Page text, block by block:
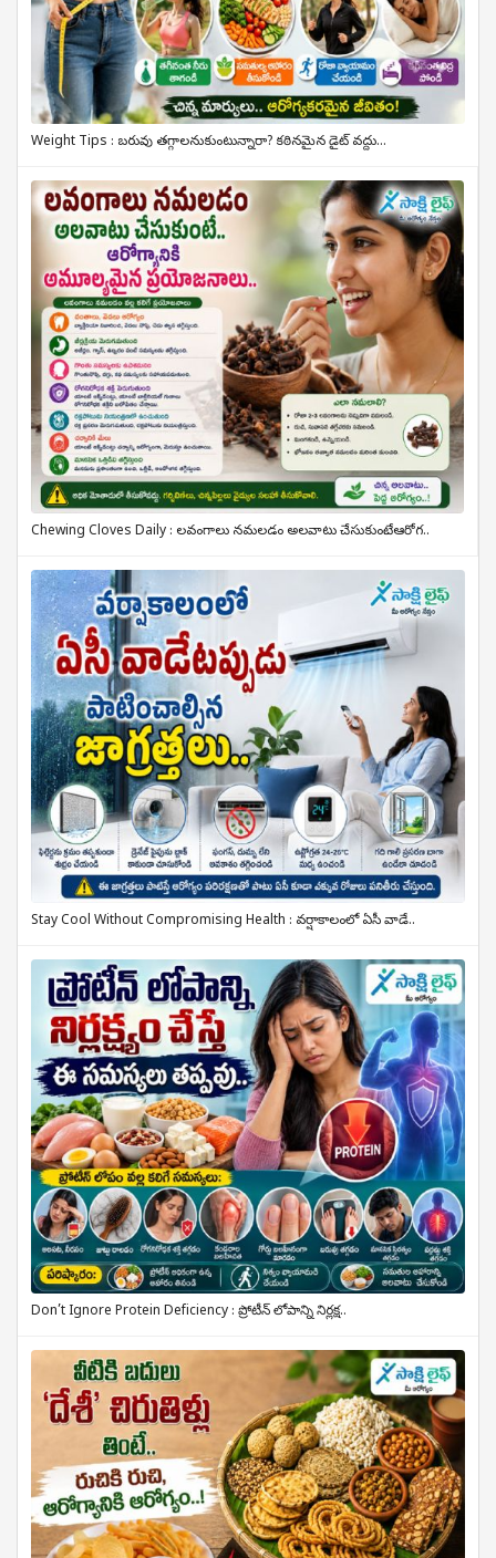
Weight Tips : బరువు తగ్గాలనుకుంటున్నారా? కఠినమైన డైట్ వద్దు...
Chewing Cloves Daily : లవంగాలు నమలడం అలవాటు చేసుకుంటే.. ఆరోగ..
Stay Cool Without Compromising Health : వర్షాకాలంలో ఏసీ వాడే..
Don’t Ignore Protein Deficiency : ప్రోటీన్ లోపాన్ని నిర్లక్ష..